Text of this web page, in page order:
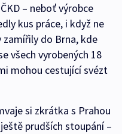
– neboť výrobce
kus práce, i když ne
zamířily do Brna, kde
všech vyrobených 18
mohou cestující svézt
si zkrátka s Prahou
prudších stoupání –